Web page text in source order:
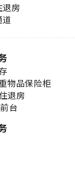
退房
道
物品保险柜
退房
台